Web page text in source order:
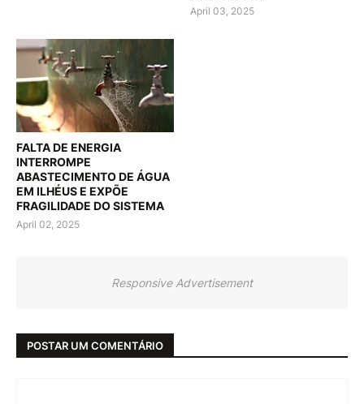
April 03, 2025
FALTA DE ENERGIA
INTERROMPE
ABASTECIMENTO DE ÁGUA
EM ILHÉUS E EXPÕE
FRAGILIDADE DO SISTEMA
April 02, 2025
Responsive Advertisement
POSTAR UM COMENTÁRIO